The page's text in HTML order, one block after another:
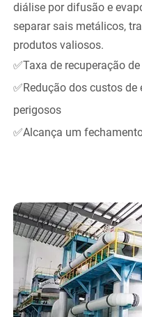
diálise por difusão e
separar sais metálicos,
produtos valiosos.
✅Taxa de recuperação
✅Redução dos custos
perigosos
✅Alcança um